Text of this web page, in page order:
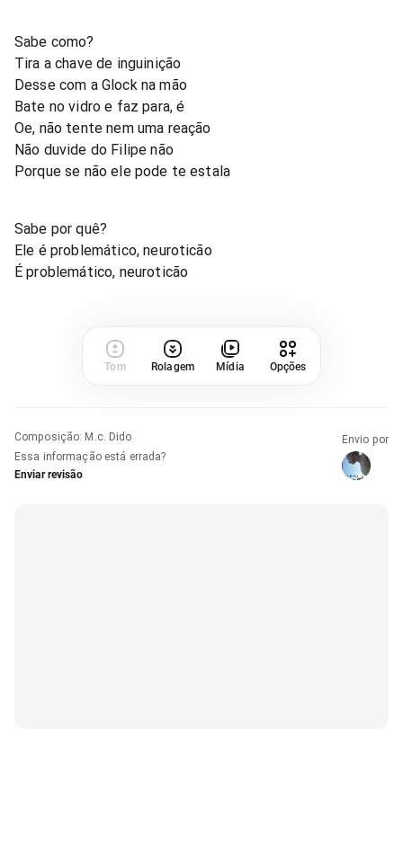
Sabe como?
Tira a chave de inguinição
Desse com a Glock na mão
Bate no vidro e faz para, é
Oe, não tente nem uma reação
Não duvide do Filipe não
Porque se não ele pode te estala
Sabe por quê?
Ele é problemático, neuroticão
É problemático, neuroticão
Tom Rolagem Mídia Opções
Composição: M.c. Dido
Essa informação está errada?
Enviar revisão
Envio por